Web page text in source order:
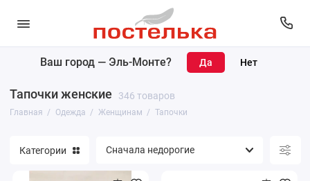
Ваш город — Эль-Монте?
Тапочки женские 346 товаров
Главная Одежда Женщинам Тапочки
Мужчинам
Категории